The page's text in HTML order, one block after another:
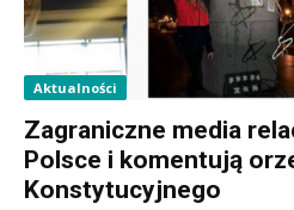
Aktualności
Zagraniczne media
Polsce i komentują
Konstytucyjnego